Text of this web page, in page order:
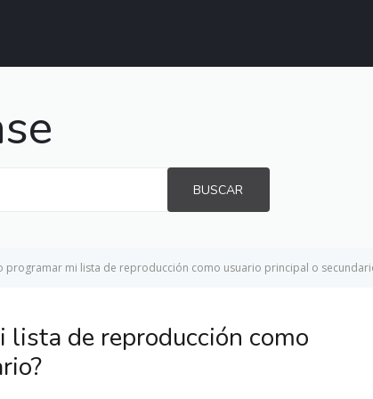
BUSCAR
programar mi lista de reproducción como usuario principal o
lista de reproducción como